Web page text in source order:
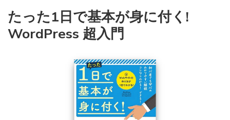
たった1日で基本が身に付く!
WordPress 超入門